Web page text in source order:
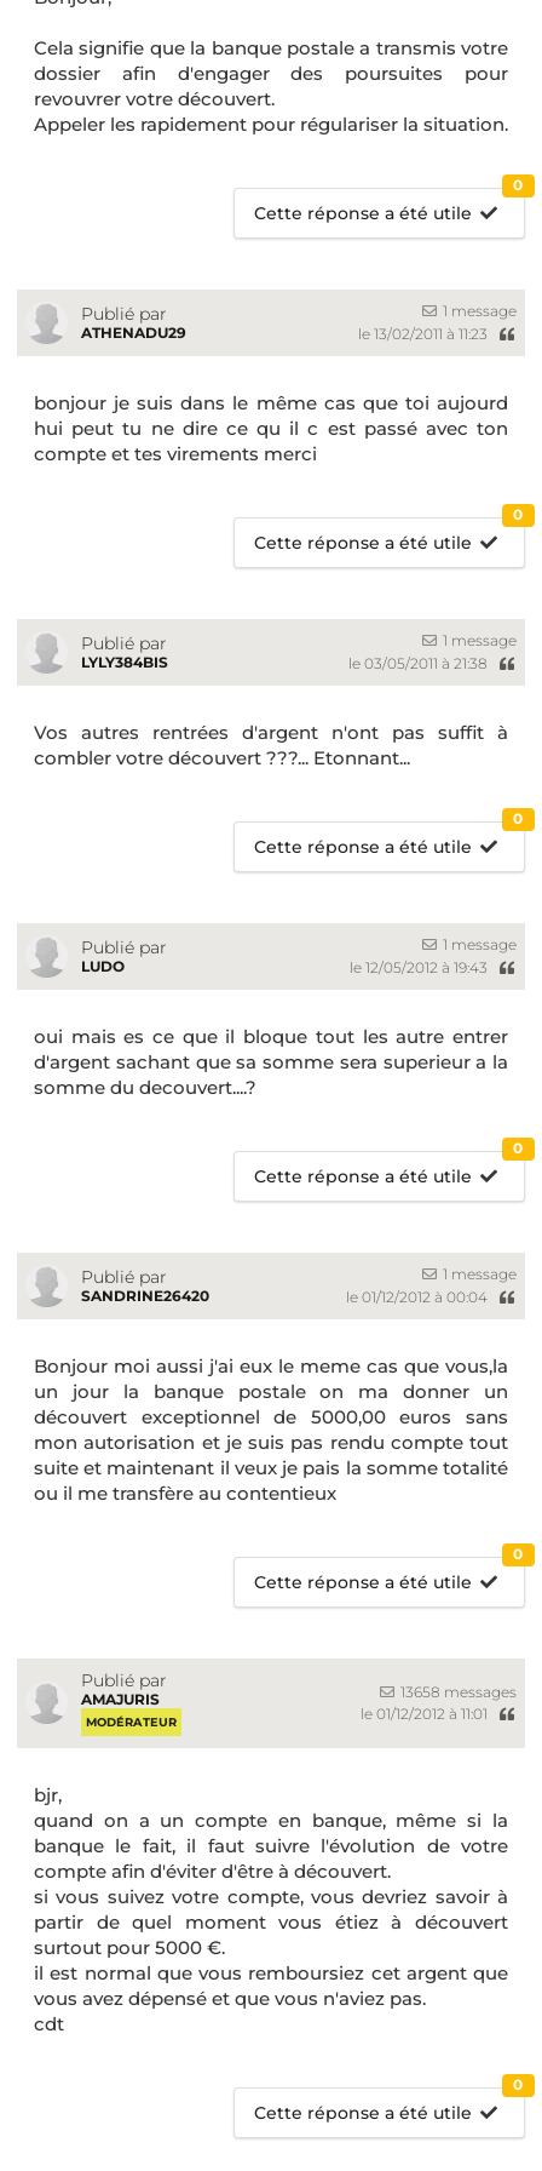
Cela signifie que la banque postale a transmis votre
dossier afin d'engager des poursuites pour
revouvrer votre découvert.
Appeler les rapidement pour régulariser la situation.
Cette réponse a été utile
0
Publié par
ATHENADU29
1 message
le 13/02/2011 à 11:23
bonjour je suis dans le même cas que toi aujourd
hui peut tu ne dire ce qu il c est passé avec ton
compte et tes virements merci
Cette réponse a été utile
0
Publié par
LYLY384BIS
1 message
le 03/05/2011 à 21:38
Vos autres rentrées d'argent n'ont pas suffit à
combler votre découvert ???... Etonnant...
Cette réponse a été utile
0
Publié par
LUDO
1 message
le 12/05/2012 à 19:43
oui mais es ce que il bloque tout les autre entrer
d'argent sachant que sa somme sera superieur a la
somme du decouvert....?
Cette réponse a été utile
0
Publié par
SANDRINE26420
1 message
le 01/12/2012 à 00:04
Bonjour moi aussi j'ai eux le meme cas que vous,la
un jour la banque postale on ma donner un
découvert exceptionnel de 5000,00 euros sans
mon autorisation et je suis pas rendu compte tout
suite et maintenant il veux je pais la somme totalité
ou il me transfère au contentieux
Cette réponse a été utile
0
Publié par
AMAJURIS
MODÉRATEUR
13658 messages
le 01/12/2012 à 11:01
bjr,
quand on a un compte en banque, même si la
banque le fait, il faut suivre l'évolution de votre
compte afin d'éviter d'être à découvert.
si vous suivez votre compte, vous devriez savoir à
partir de quel moment vous étiez à découvert
surtout pour 5000 €.
il est normal que vous remboursiez cet argent que
vous avez dépensé et que vous n'aviez pas.
cdt
Cette réponse a été utile
0